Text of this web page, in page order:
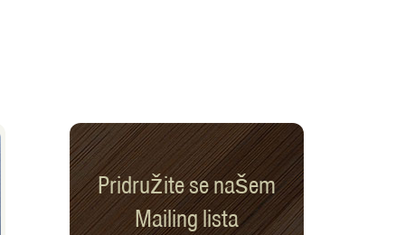
Pridružite se našem
Mailing lista